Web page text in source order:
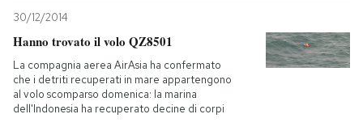
30/12/2014
Hanno trovato il volo QZ8501
La compagnia aerea AirAsia ha confermato
che i detriti recuperati in mare appartengono
al volo scomparso domenica: la marina
dell'Indonesia ha recuperato decine di corpi